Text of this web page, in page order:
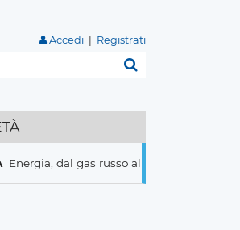
Accedi Registrati
dal gas russo al nucleare italiani pronti a